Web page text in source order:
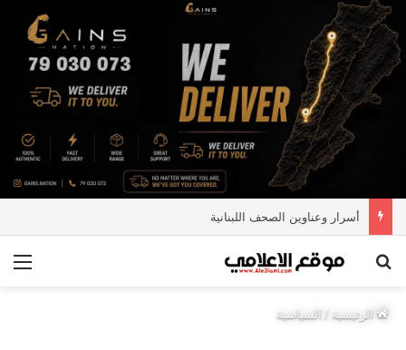
أسرار وعناوين الصحف اللبنانية
بحث عن
الرئيسية/ السياسية